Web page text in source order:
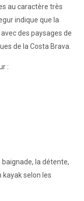
au caractère très
indique que la
des paysages de
de la Costa Brava.
:
la détente,
kayak selon les